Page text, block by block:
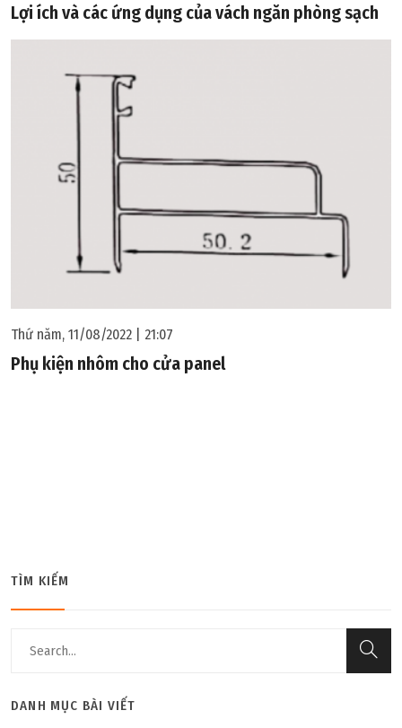
Lợi ích và các ứng dụng của vách ngăn phòng sạch
Thứ năm, 11/08/2022 | 21:07
Phụ kiện nhôm cho cửa panel
Panel bông khoáng là gì? Một số đặc điểm của
TÌM KIẾM
DANH MỤC BÀI VIẾT